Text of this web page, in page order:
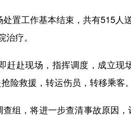
工作基本结束，共有515人
治疗。
赴现场，指挥调度，成立现
险救援，转运伤员，转移乘客。
，将进一步查清事故原因，